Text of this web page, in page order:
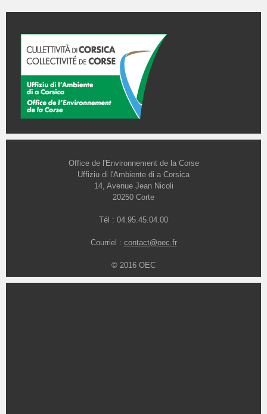
Office de l'Environnement de la Corse
Uffiziu di l'Ambiente di a Corsica
14, Avenue Jean Nicoli
20250 Corte
Tél : 04.95.45.04.00
Courriel : contact@oec.fr
© 2016 OEC